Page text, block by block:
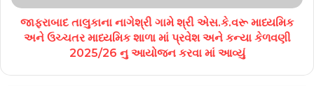
જાફરાબાદ તાલુકાના નાગેશ્રી ગામે શ્રી એસ.કે.વરૂ માધ્યમિક
અને ઉચ્ચતર માધ્યમિક શાળા માં પ્રવેશ અને કન્યા કેળવણી
2025/26 નુ આયોજન કરવા માં આવ્યું